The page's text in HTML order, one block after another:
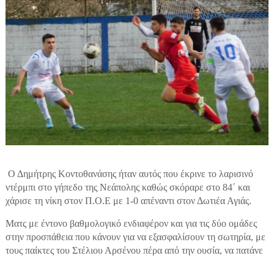
Ο Δημήτρης Κοντοθανάσης ήταν αυτός που έκρινε το λαρισινό
ντέρμπι στο γήπεδο της Νεάπολης καθώς σκόραρε στο 84΄ και
χάρισε τη νίκη στον Π.Ο.Ε με 1-0 απέναντι στον Δωτιέα Αγιάς.
Ματς με έντονο βαθμολογικό ενδιαφέρον και για τις δύο ομάδες
στην προσπάθεια που κάνουν για να εξασφαλίσουν τη σωτηρία, με
τους παίκτες του Στέλιου Αρσένου πέρα από την ουσία, να πατάνε